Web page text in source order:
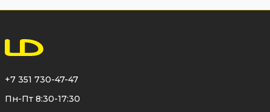
+7 351 730-47-47
Пн-Пт 8:30-17:30